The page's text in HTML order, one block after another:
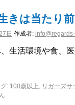
きは当たり
日 作成者:
生活環境や食、
: 100歳以上, リガーズサ